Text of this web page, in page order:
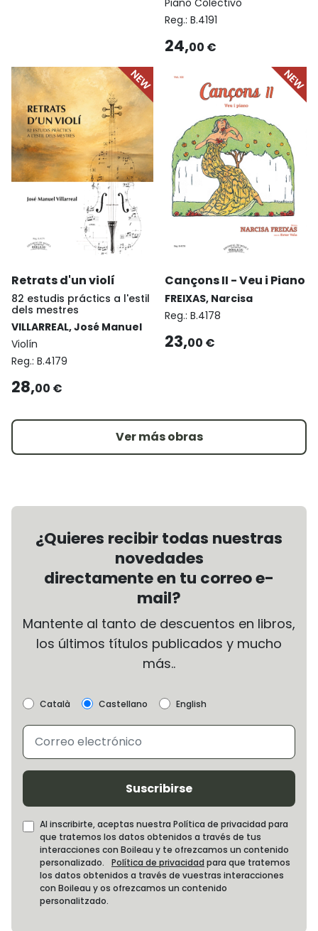
Piano Colectivo
Reg.: B.4191
24,00 €
Retrats d'un violí
82 estudis práctics a l'estil
dels mestres
VILLARREAL, José Manuel
Violín
Reg.: B.4179
28,00 €
Cançons II - Veu i Piano
FREIXAS, Narcisa
Reg.: B.4178
23,00 €
Ver más obras
¿Quieres recibir todas nuestras
novedades
directamente en tu correo e-
mail?
Mantente al tanto de descuentos en libros,
los últimos títulos publicados y mucho
más..
Català Castellano English
Suscribirse
Al inscribirte, aceptas nuestra Política de privacidad para
que tratemos los datos obtenidos a través de tus
interacciones con Boileau y te ofrezcamos un contenido
personalizado. Política de privacidad para que tratemos
los datos obtenidos a través de vuestras interacciones
con Boileau y os ofrezcamos un contenido
personalitzado.